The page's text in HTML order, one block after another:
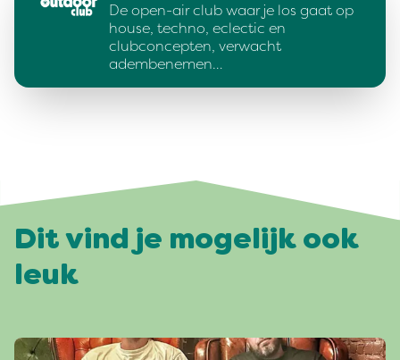
De open-air club waar je los gaat op
house, techno, eclectic en
clubconcepten, verwacht
adembenemen…
Dit vind je mogelijk ook
leuk